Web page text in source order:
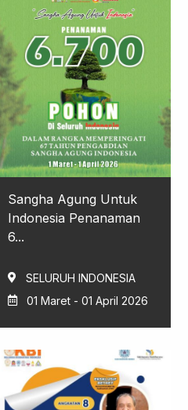
Sangha Agung Untuk
Indonesia Penanaman
6...
SELURUH INDONESIA
01 Maret - 01 April 2026